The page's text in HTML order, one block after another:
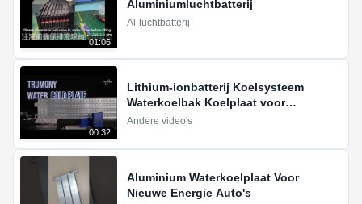
01:06
Aluminiumluchtbatterij
Al-luchtbatterij
00:32
Lithium-ionbatterij Koelsysteem
Waterkoelbak Koelplaat voor
elektrische voertuigen
Andere video's
Aluminium Waterkoelplaat Voor
Nieuwe Energie Auto's